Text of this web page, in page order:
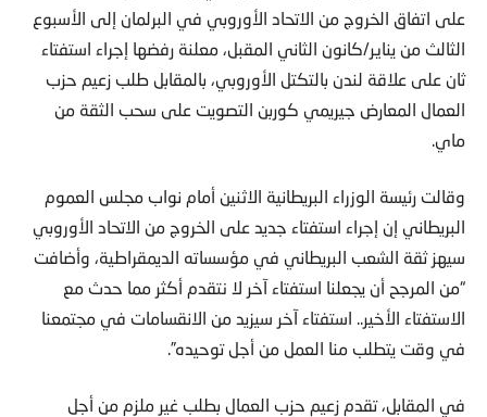
على اتفاق الخروج من الاتحاد الأوروبي في البرلمان إلى الأسبوع
الثالث من يناير/كانون الثاني المقبل، معلنة رفضها إجراء استفتاء
ثان على علاقة لندن بالتكتل الأوروبي، بالمقابل طلب زعيم حزب
العمال المعارض جيريمي كوربن التصويت على سحب الثقة من
ماي.
وقالت رئيسة الوزراء البريطانية الاثنين أمام نواب مجلس العموم
البريطاني إن إجراء استفتاء جديد على الخروج من الاتحاد الأوروبي
سيهز ثقة الشعب البريطاني في مؤسساته الديمقراطية، وأضافت
“من المرجح أن يجعلنا استفتاء آخر لا نتقدم أكثر مما حدث مع
الاستفتاء الأخير.. استفتاء آخر سيزيد من الانقسامات في مجتمعنا
في وقت يتطلب منا العمل من أجل توحيده”.
في المقابل، تقدم زعيم حزب العمال بطلب غير ملزم من أجل